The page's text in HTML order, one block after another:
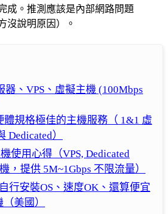
成。推測應該是內部網路問題
沒說明原因）。
、VPS、虛擬主機 (100Mbps
體規格極佳的主機服務（ 1&1 虛
Dedicated）
使用心得（VPS, Dedicated
，提供 5M~1Gbps 不限流量）
行安裝OS、速度OK、還算便宜
美國）